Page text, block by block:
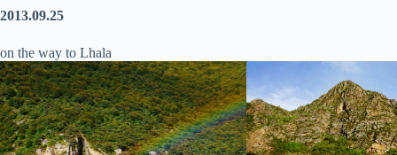
2013.09.25
on the way to Lhala